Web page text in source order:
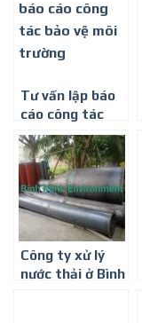
Tư vấn lập báo
cáo công tác
bảo vệ môi
trường ở Bình
Dương
Công ty xử lý
nước thải ở Bình